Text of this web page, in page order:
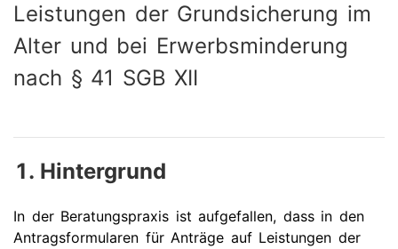
Leistungen der Grundsicherung im
Alter und bei Erwerbsminderung
nach § 41 SGB XII
Hintergrund
In der Beratungspraxis ist aufgefallen, dass in den
Antragsformularen für Anträge auf Leistungen der